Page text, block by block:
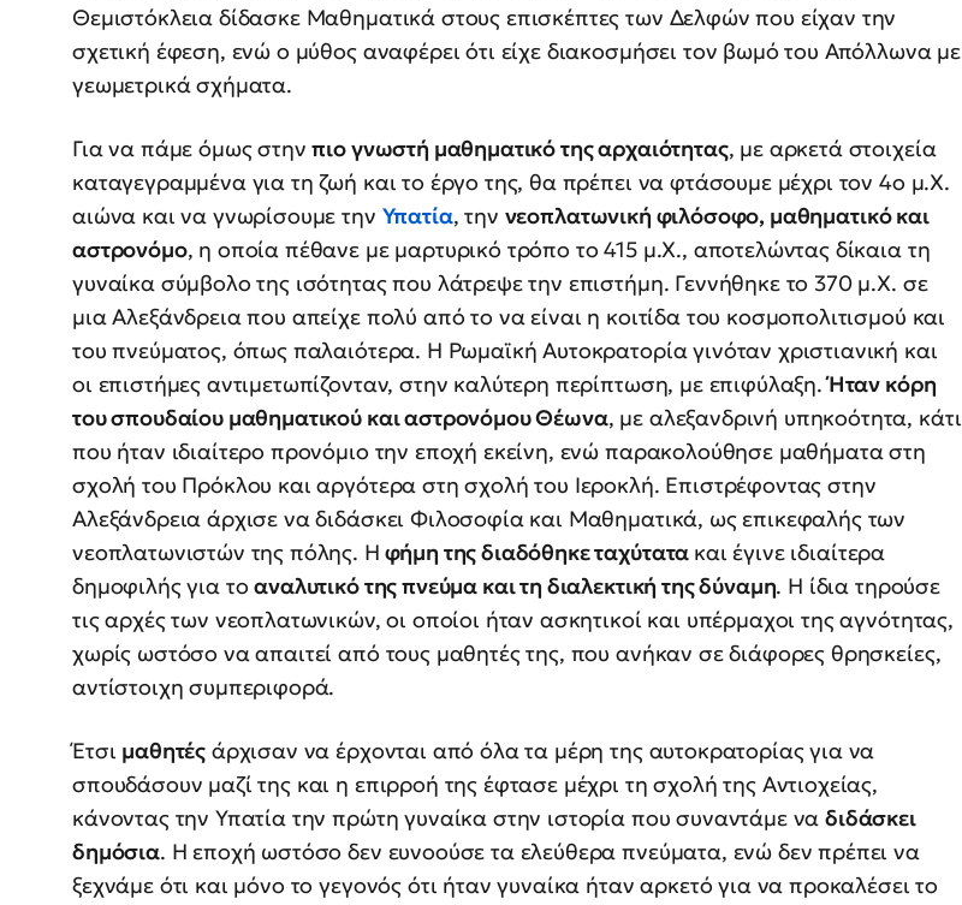
Θεμιστόκλεια δίδασκε Μαθηματικά στους επισκέπτες των Δελφών που είχαν την
σχετική έφεση, ενώ ο μύθος αναφέρει ότι είχε διακοσμήσει τον βωμό του Απόλλωνα με
γεωμετρικά σχήματα.
Για να πάμε όμως στηνπιο γνωστή μαθηματικό της αρχαιότητας, με αρκετά στοιχεία
καταγεγραμμένα για τη ζωή και το έργο της, θα πρέπει να φτάσουμε μέχρι τον 4ο μ.Χ.
αιώνα και να γνωρίσουμε την Υπατία, την νεοπλατωνική φιλόσοφο, μαθηματικό και
αστρονόμο, η οποία πέθανε με μαρτυρικό τρόπο το 415 μ.Χ., αποτελώντας δίκαια τη
γυναίκα σύμβολο της ισότητας που λάτρεψε την επιστήμη. Γεννήθηκε το 370 μ.Χ. σε
μια Αλεξάνδρεια που απείχε πολύ από το να είναι η κοιτίδα του κοσμοπολιτισμού και
του πνεύματος, όπως παλαιότερα. Η Ρωμαϊκή Αυτοκρατορία γινόταν χριστιανική και
οι επιστήμες αντιμετωπίζονταν, στην καλύτερη περίπτωση, με επιφύλαξη.Ήταν κόρη
του σπουδαίου μαθηματικού και αστρονόμου Θέωνα, με αλεξανδρινή υπηκοότητα, κάτι
που ήταν ιδιαίτερο προνόμιο την εποχή εκείνη, ενώ παρακολούθησε μαθήματα στη
σχολή του Πρόκλου και αργότερα στη σχολή του Ιεροκλή. Επιστρέφοντας στην
Αλεξάνδρεια άρχισε να διδάσκει Φιλοσοφία και Μαθηματικά, ως επικεφαλής των
νεοπλατωνιστών της πόλης. Η φήμη της διαδόθηκε ταχύτατα και έγινε ιδιαίτερα
δημοφιλής για τοαναλυτικό της πνεύμα και τη διαλεκτική της δύναμη. Η ίδια τηρούσε
τις αρχές των νεοπλατωνικών, οι οποίοι ήταν ασκητικοί και υπέρμαχοι της αγνότητας,
χωρίς ωστόσο να απαιτεί από τους μαθητές της, που ανήκαν σε διάφορες θρησκείες,
αντίστοιχη συμπεριφορά.
Έτσι μαθητές άρχισαν να έρχονται από όλα τα μέρη της αυτοκρατορίας για να
σπουδάσουν μαζί της και η επιρροή της έφτασε μέχρι τη σχολή της Αντιοχείας,
κάνοντας την Υπατία την πρώτη γυναίκα στην ιστορία που συναντάμε ναδιδάσκει
δημόσια. Η εποχή ωστόσο δεν ευνοούσε τα ελεύθερα πνεύματα, ενώ δεν πρέπει να
ξεχνάμε ότι και μόνο το γεγονός ότι ήταν γυναίκα ήταν αρκετό για να προκαλέσει το